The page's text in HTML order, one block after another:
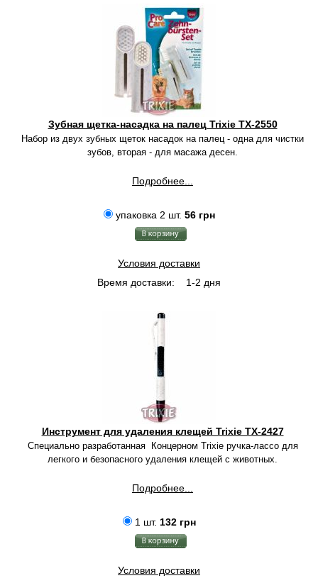
Зубная щетка-насадка на палец Trixie TX-2550
Набор из двух зубных щеток насадок на палец - одна для чистки
зубов, вторая - для масажа десен.
Подробнее...
упаковка 2 шт. 56 грн
Условия доставки
Время доставки:
1-2 дня
Инструмент для удаления клещей Trixie TX-2427
Специально разработанная Концерном Trixie ручка-лассо для
легкого и безопасного удаления клещей с животных.
Подробнее...
1 шт. 132 грн
Условия доставки